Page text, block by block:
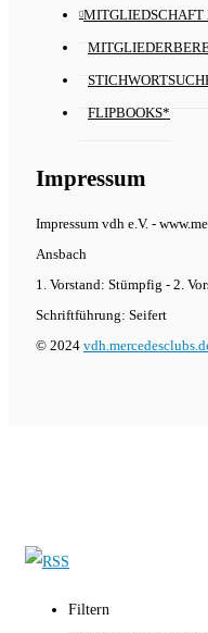
MITGLIEDSCHAFT
FLIPBOOKS*
Impressum
Impressum vdh e.V. -
Ansbach
1. Vorstand: Stümpfig - 2.
Schriftführung: Seifert
© 2024
Filtern